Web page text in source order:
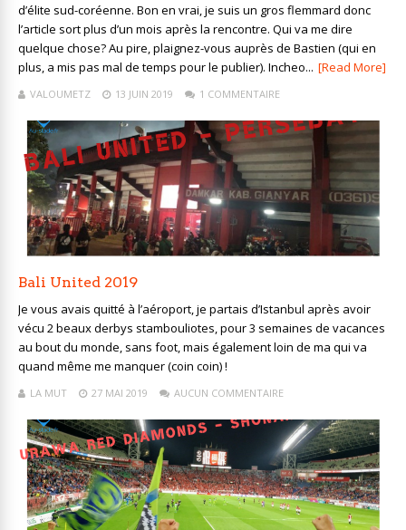
d’élite sud-coréenne. Bon en vrai, je suis un gros flemmard donc
l’article sort plus d’un mois après la rencontre. Qui va me dire
quelque chose? Au pire, plaignez-vous auprès de Bastien (qui en
plus, a mis pas mal de temps pour le publier). Incheo... [Read More]
VALOUMETZ 13 JUIN 2019 1 COMMENTAIRE
Bali United 2019
Je vous avais quitté à l’aéroport, je partais d’Istanbul après avoir
vécu 2 beaux derbys stambouliotes, pour 3 semaines de vacances
au bout du monde, sans foot, mais également loin de ma qui va
quand même me manquer (coin coin) !
LA MUT 27 MAI 2019 AUCUN COMMENTAIRE